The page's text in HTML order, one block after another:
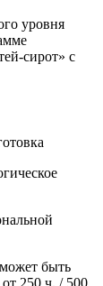
уровня
сирот» с
быть